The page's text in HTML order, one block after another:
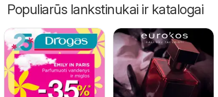
Populiarūs lankstinukai ir katalogai